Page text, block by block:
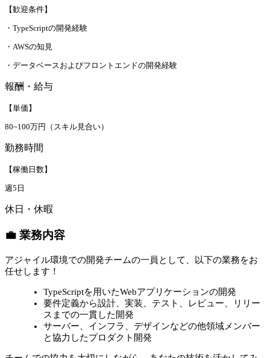
【歓迎条件】
・TypeScriptの開発経験
・AWSの知見
・データベースおよびフロントエンドの開発経験
報酬・給与
【単価】
80~100万円（スキル見合い）
勤務時間
【稼働日数】
週5日
休日・休暇
💼 業務内容
アジャイル環境での開発チームの一員として、以下の業務をお
任せします！
TypeScriptを用いたWebアプリケーションの開発
要件定義から設計、実装、テスト、レビュー、リリー
スまでの一貫した開発
サーバー、インフラ、デザインなどの他領域メンバー
と協力したプロダクト開発